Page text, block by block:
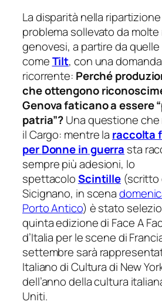
La disparità nella
problema sollevato da
genovesi, a partire da
comeTilt, con una
ricorrente: Perché
che ottengono
Genova faticano a essere
patria”?Una questione
il Cargo: mentre la raccolta
perDonne inguerra sta
sempre più adesioni, lo
spettacoloScintille (scritto
Sicignano, in scena
Porto Antico) è stato
quinta edizione di Face A
d’Italia per le scene di
settembre sarà
Italiano di Cultura di New
dell’anno della cultura
Uniti.